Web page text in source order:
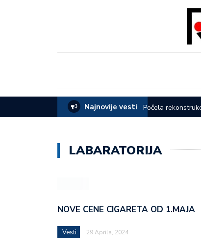
Najnovije vesti Počela
LABARATORIJA
NOVE CENE CIGARETA OD 1.MAJA
Vesti 29 Aprila, 2024